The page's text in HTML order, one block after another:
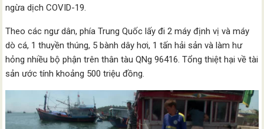
ngừa dịch COVID-19.
Theo các ngư dân, phía Trung Quốc lấy đi 2 máy định vị và máy
dò cá, 1 thuyền thúng, 5 bành dây hơi, 1 tấn hải sản và làm hư
hỏng nhiều bộ phận trên thân tàu QNg 96416. Tổng thiệt hại về tài
sản ước tính khoảng 500 triệu đồng.